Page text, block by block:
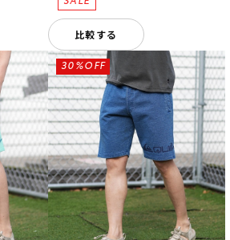
比較する
30%OFF